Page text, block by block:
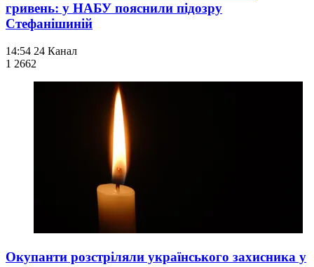
гривень: у НАБУ пояснили підозру
Стефанішиній
14:54 24 Канал
1 2662
Окупанти розстріляли українського захисника у